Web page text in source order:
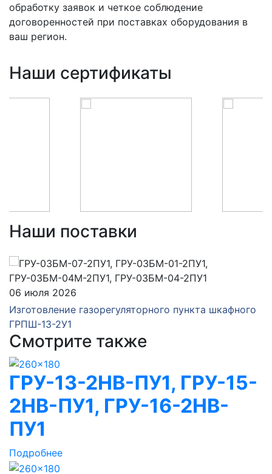
обработку заявок и четкое соблюдение
договоренностей при поставках оборудования в
ваш регион.
Наши сертификаты
Наши поставки
06 июля 2026
Изготовление газорегуляторного пункта шкафного
ГРПШ-13-2У1
Смотрите также
ГРУ-13-2НВ-ПУ1, ГРУ-15-
2НВ-ПУ1, ГРУ-16-2НВ-
ПУ1
Подробнее